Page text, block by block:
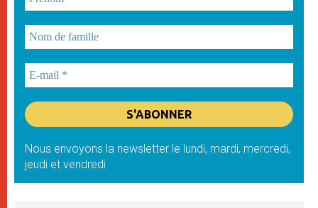
Nous envoyons la newsletter le lundi, mardi, mercredi,
jeudi et vendredi